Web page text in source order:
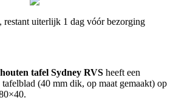
restant uiterlijk 1 dag vóór bezorging
tafel Sydney RVS heeft een
(40 mm dik, op maat gemaakt) op